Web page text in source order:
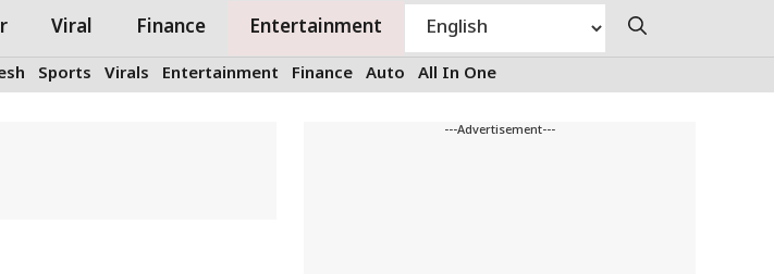
Viral Finance Entertainment
Sports Virals Entertainment Finance Auto All In One
---Advertisement---